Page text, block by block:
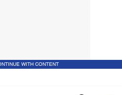
WITH CONTENT